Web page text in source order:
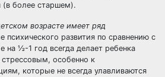
(в более старшем).
возрасте имеет ряд
психического развития по сравнению с
на ½-1 год всегда делает ребенка
особенно к
которые не всегда улавливаются